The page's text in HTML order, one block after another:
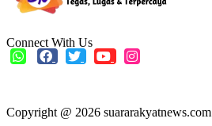
Connect With Us
Copyright @ 2026 suararakyatnews.com